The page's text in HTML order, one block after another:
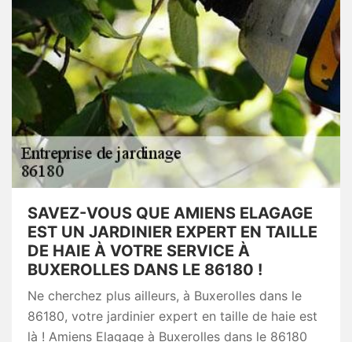
SAVEZ-VOUS QUE AMIENS ELAGAGE
EST UN JARDINIER EXPERT EN TAILLE
DE HAIE À VOTRE SERVICE À
BUXEROLLES DANS LE 86180 !
Ne cherchez plus ailleurs, à Buxerolles dans le
86180, votre jardinier expert en taille de haie est
là ! Amiens Elagage à Buxerolles dans le 86180